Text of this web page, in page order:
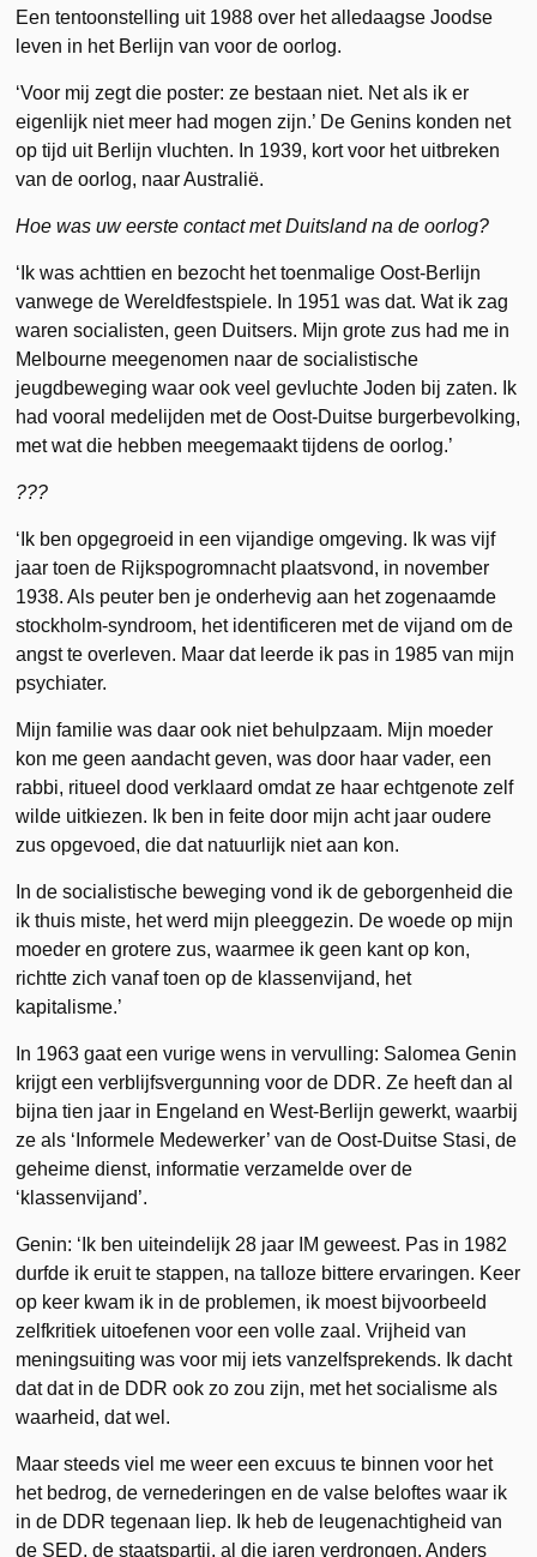
Een tentoonstelling uit 1988 over het alledaagse Joodse
leven in het Berlijn van voor de oorlog.
‘Voor mij zegt die poster: ze bestaan niet. Net als ik er
eigenlijk niet meer had mogen zijn.’ De Genins konden net
op tijd uit Berlijn vluchten. In 1939, kort voor het uitbreken
van de oorlog, naar Australië.
Hoe was uw eerste contact met Duitsland na de oorlog?
‘Ik was achttien en bezocht het toenmalige Oost-Berlijn
vanwege de Wereldfestspiele. In 1951 was dat. Wat ik zag
waren socialisten, geen Duitsers. Mijn grote zus had me in
Melbourne meegenomen naar de socialistische
jeugdbeweging waar ook veel gevluchte Joden bij zaten. Ik
had vooral medelijden met de Oost-Duitse burgerbevolking,
met wat die hebben meegemaakt tijdens de oorlog.’
???
‘Ik ben opgegroeid in een vijandige omgeving. Ik was vijf
jaar toen de Rijkspogromnacht plaatsvond, in november
1938. Als peuter ben je onderhevig aan het zogenaamde
stockholm-syndroom, het identificeren met de vijand om de
angst te overleven. Maar dat leerde ik pas in 1985 van mijn
psychiater.
Mijn familie was daar ook niet behulpzaam. Mijn moeder
kon me geen aandacht geven, was door haar vader, een
rabbi, ritueel dood verklaard omdat ze haar echtgenote zelf
wilde uitkiezen. Ik ben in feite door mijn acht jaar oudere
zus opgevoed, die dat natuurlijk niet aan kon.
In de socialistische beweging vond ik de geborgenheid die
ik thuis miste, het werd mijn pleeggezin. De woede op mijn
moeder en grotere zus, waarmee ik geen kant op kon,
richtte zich vanaf toen op de klassenvijand, het
kapitalisme.’
In 1963 gaat een vurige wens in vervulling: Salomea Genin
krijgt een verblijfsvergunning voor de DDR. Ze heeft dan al
bijna tien jaar in Engeland en West-Berlijn gewerkt, waarbij
ze als ‘Informele Medewerker’ van de Oost-Duitse Stasi, de
geheime dienst, informatie verzamelde over de
‘klassenvijand’.
Genin: ‘Ik ben uiteindelijk 28 jaar IM geweest. Pas in 1982
durfde ik eruit te stappen, na talloze bittere ervaringen. Keer
op keer kwam ik in de problemen, ik moest bijvoorbeeld
zelfkritiek uitoefenen voor een volle zaal. Vrijheid van
meningsuiting was voor mij iets vanzelfsprekends. Ik dacht
dat dat in de DDR ook zo zou zijn, met het socialisme als
waarheid, dat wel.
Maar steeds viel me weer een excuus te binnen voor het
het bedrog, de vernederingen en de valse beloftes waar ik
in de DDR tegenaan liep. Ik heb de leugenachtigheid van
de SED, de staatspartij, al die jaren verdrongen. Anders